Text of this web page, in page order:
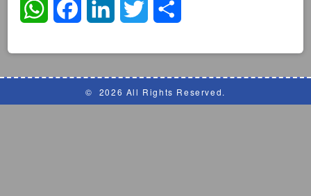
WhatsAppFacebookLinkedInTwitter
© 2026 All Rights Reserved.